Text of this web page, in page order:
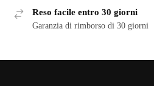
Reso facile entro 30 giorni
Garanzia di rimborso di 30 giorni